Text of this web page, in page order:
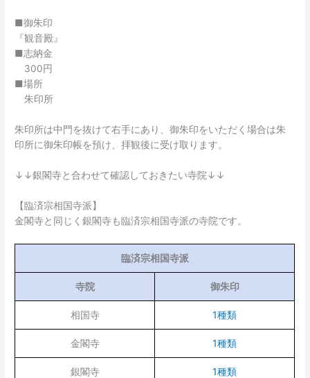
■御朱印
『観音殿』
■志納金
300円
■場所
朱印所
朱印所は中門を抜けて右手にあり、御朱印をいただく場合は朱
印所に御朱印帳を預け、拝観後に受け取ります。
↓↓銀閣寺と合わせて確認しておきたい寺院↓↓
【臨済宗相国寺派】
金閣寺と同じく銀閣寺も臨済宗相国寺派の寺院です。
臨済宗相国寺派
寺院 御朱印
相国寺 1種類
金閣寺 1種類
銀閣寺 1種類